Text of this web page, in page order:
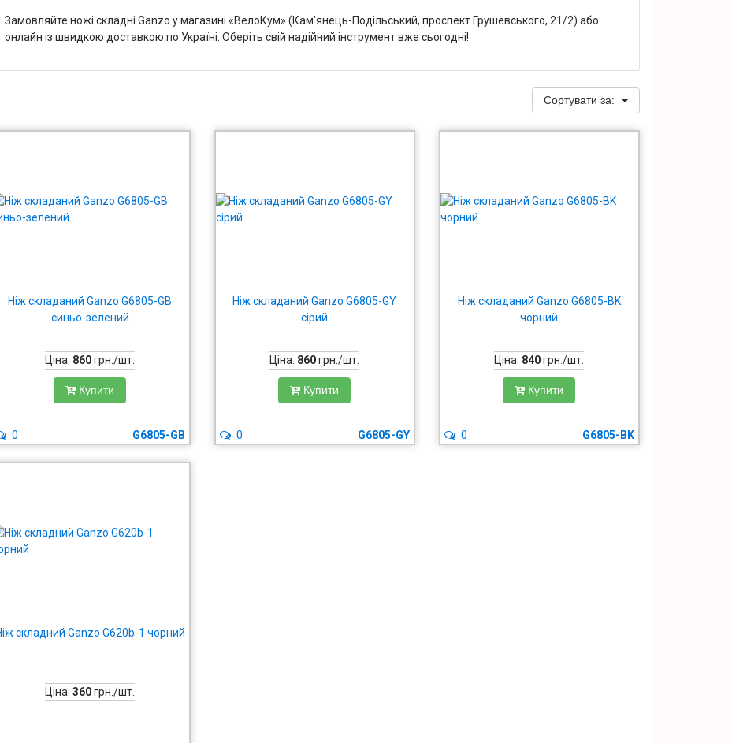
Замовляйте ножі складні Ganzo у магазині «ВелоКум» (Кам’янець-Подільський, проспект Грушевського, 21/2) або
онлайн із швидкою доставкою по Україні. Оберіть свій надійний інструмент вже сьогодні!
Сортувати за:
Ніж складаний Ganzo G6805-GB
синьо-зелений
Ціна: 860грн./шт.
Купити
G6805-GB
0
Ніж складаний Ganzo G6805-GY
сірий
Ціна: 860грн./шт.
Купити
G6805-GY
0
Ніж складаний Ganzo G6805-BK
чорний
Ціна: 840грн./шт.
Купити
G6805-BK
0
складний Ganzo G620b-1 чорний
Ціна:360грн./шт.